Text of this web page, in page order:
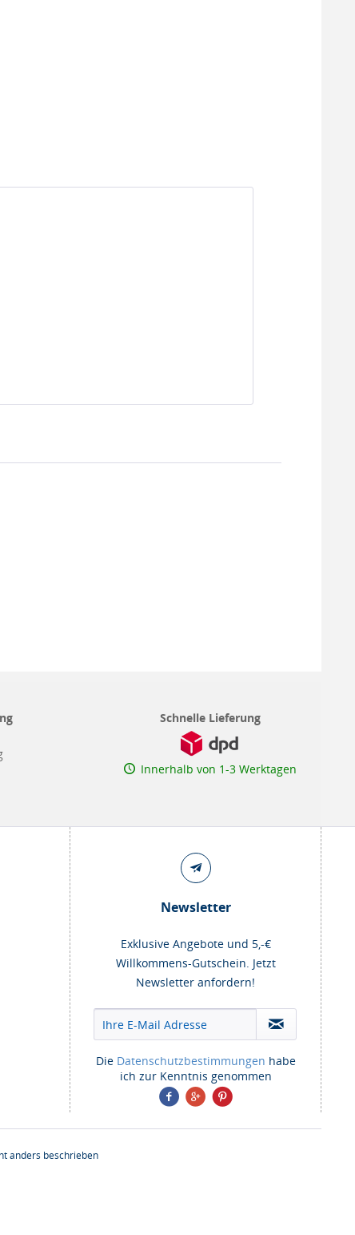
Schnelle Lieferung
Innerhalb von 1-3 Werktagen
Newsletter
Exklusive Angebote und 5,-€
Willkommens-Gutschein. Jetzt
Newsletter anfordern!
Die Datenschutzbestimmungen habe
ich zur Kenntnis genommen
anders beschrieben